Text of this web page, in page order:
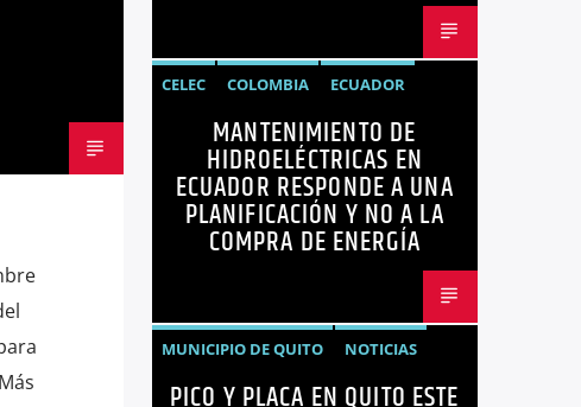
CELEC COLOMBIA
ECUADOR
ENERGÍA
HIDROELÉCTRICAS
NOTICIAS
MANTENIMIENTO DE
HIDROELÉCTRICAS EN
ECUADOR RESPONDE A UNA
PLANIFICACIÓN Y NO A LA
COMPRA DE ENERGÍA
MUNICIPIO DE QUITO
NOTICIAS
PICO Y PLACA
QUITO
PICO Y PLACA EN QUITO ESTE